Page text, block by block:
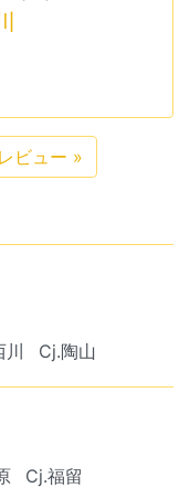
ビュー »
川 Cj.陶山
Cj.福留